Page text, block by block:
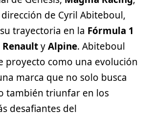
de Cyril Abiteboul,
trayectoria en la Fórmula 1
RenaultyAlpine. Abiteboul
proyecto como una evolución
marca que no solo busca
también triunfar en los
desafiantes del